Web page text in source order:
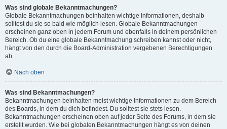
Was sind globale Bekanntmachungen?
Globale Bekanntmachungen beinhalten wichtige Informationen, deshalb
solltest du sie so bald wie möglich lesen. Globale Bekanntmachungen
erscheinen ganz oben in jedem Forum und ebenfalls in deinem persönlichen
Bereich. Ob du eine globale Bekanntmachung schreiben kannst oder nicht,
hängt von den durch die Board-Administration vergebenen Berechtigungen
ab.
Nach oben
Was sind Bekanntmachungen?
Bekanntmachungen beinhalten meist wichtige Informationen zu dem Bereich
des Boards, in dem du dich befindest. Du solltest sie stets lesen.
Bekanntmachungen erscheinen oben auf jeder Seite des Forums, in dem sie
erstellt wurden. Wie bei globalen Bekanntmachungen hängt es von deinen